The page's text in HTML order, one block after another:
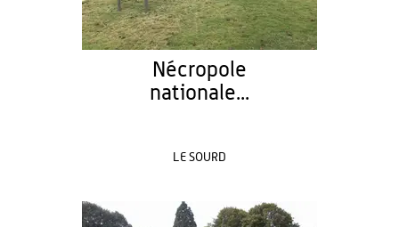
Nécropole
nationale...
LE SOURD